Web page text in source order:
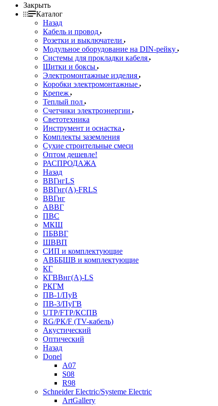
Закрыть
Каталог
Назад
Кабель и провод
Розетки и выключатели
Модульное оборудование на DIN-рейку
Системы для прокладки кабеля
Щитки и боксы
Электромонтажные изделия
Коробки электромонтажные
Крепеж
Теплый пол
Счетчики электроэнергии
Светотехника
Инструмент и оснастка
Комплекты заземления
Сухие строительные смеси
Оптом дешевле!
РАСПРОДАЖА
Назад
ВВГнгLS
ВВГнг(А)-FRLS
ВВГнг
АВВГ
ПВС
МКШ
ПБВВГ
ШВВП
СИП и комплектующие
АВББШВ и комплектующие
КГ
КГВВнг(А)-LS
РКГМ
ПВ-1/ПуВ
ПВ-3/ПуГВ
UTP/FTP/КСПВ
RG/РК/F (TV-кабель)
Акустический
Оптический
Назад
Donel
A07
S08
R98
Schneider Electric/Systeme Electric
ArtGallery